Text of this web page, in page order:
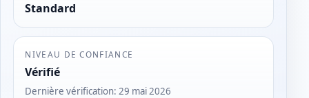
Standard
NIVEAU DE CONFIANCE
Vérifié
Dernière vérification:29 mai 2026